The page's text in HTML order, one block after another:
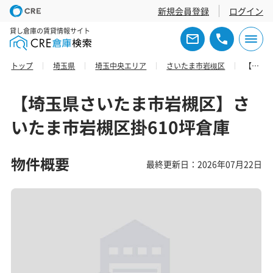
新規会員登録 ログイン
貸し倉庫の賃貸情報サイト
トップ 埼玉県 埼玉中央エリア さいたま市岩槻区 【埼玉県さいたま市岩槻区】さいたま市岩槻区掛610坪倉庫
【埼玉県さいたま市岩槻区】さ
いたま市岩槻区掛610坪倉庫
物件概要 最終更新日：2026年07月22日